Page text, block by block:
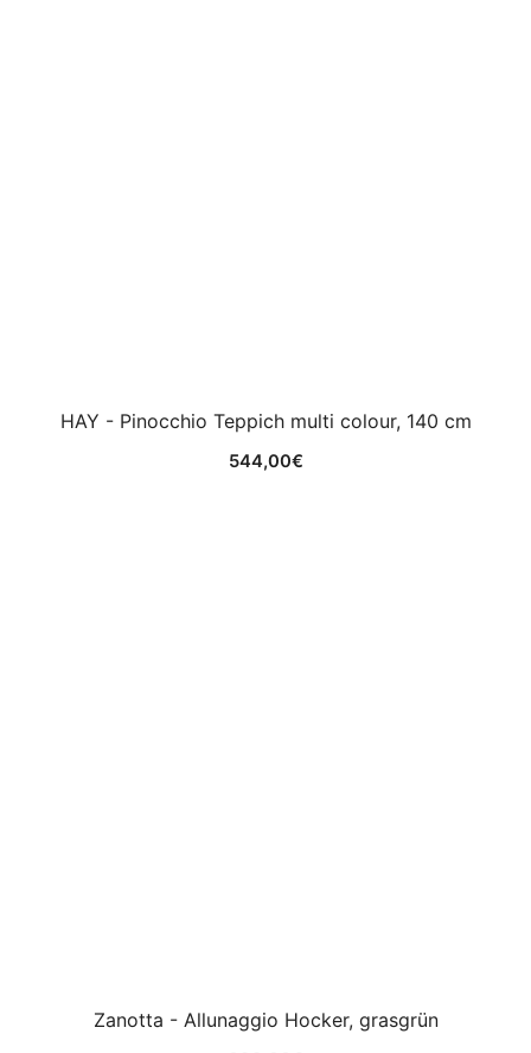
HAY - Pinocchio Teppich multi colour, 140 cm
544,00€
Zanotta - Allunaggio Hocker, grasgrün